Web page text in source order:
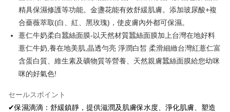
Google Pay
Plus Pay
AFTEE代金後払い
説明
一、 AFTEE代金後払いについて
1.お支払い方法でAFTEE代金後払いを選択すると、携帯電話認証ウィンド
2.SMSで認証してお支払い手続を進めてください。
3.注文するときのお支払いは不要です。商品はご指定の住所に配送されま
ATM払い
配送方法
精具保濕修護等功能。金盞花能有效舒緩肌膚。添加玻尿酸+複
合薔薇萃取(白、紅、黑玫瑰)，使皮膚內外都可保濕。
薏仁牛奶柔白蠶絲面膜-以天然材質蠶絲面膜加上台灣在地好料
薏仁牛奶,養在地美肌,晶透勻亮 淨潤白皙 柔滑細緻台灣紅薏仁富
含蛋白質、維生素及礦物質等營養、天然親膚蠶絲面膜給您幼咪
咪的好氣色!
セールスポイント
✔保濕滴滴：舒緩鎮靜，提供滋潤及肌膚保水度、淨化肌膚、塑造